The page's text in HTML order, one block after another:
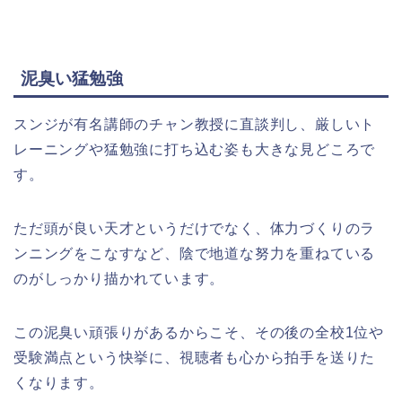
泥臭い猛勉強
スンジが有名講師のチャン教授に直談判し、厳しいト
レーニングや猛勉強に打ち込む姿も大きな見どころで
す。
ただ頭が良い天才というだけでなく、体力づくりのラ
ンニングをこなすなど、陰で地道な努力を重ねている
のがしっかり描かれています。
この泥臭い頑張りがあるからこそ、その後の全校1位や
受験満点という快挙に、視聴者も心から拍手を送りた
くなります。